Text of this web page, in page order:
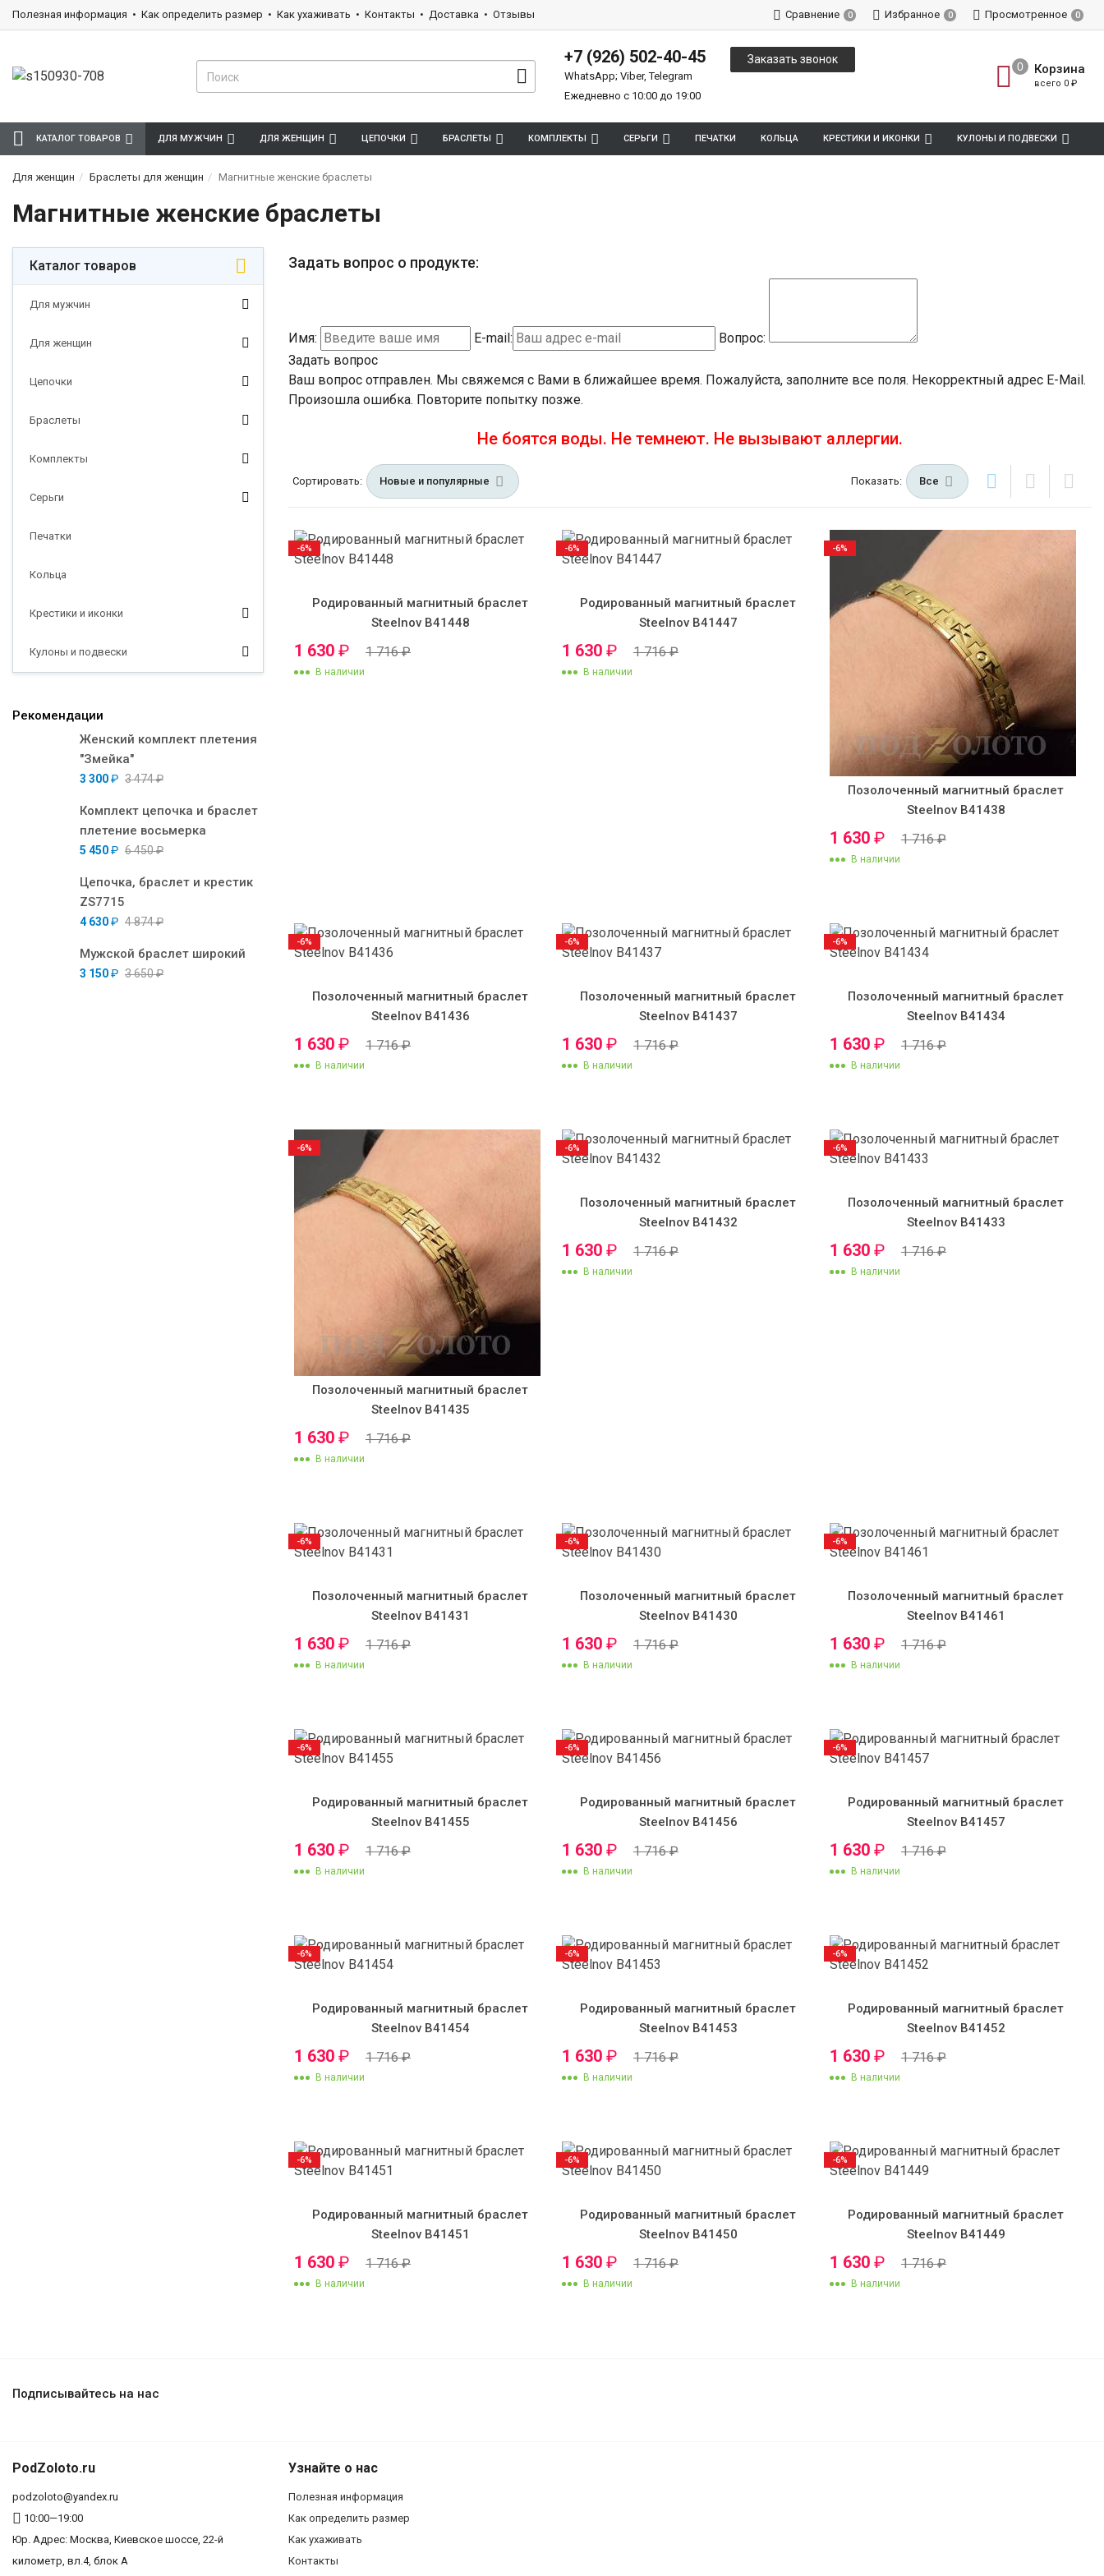
Полезная информация Как определить размер Как ухаживать Контакты Доставка Отзывы Сравнение 0 Избранное 0 Просмотренное 0
+7 (926) 502-40-45
WhatsApp; Viber, Telegram
Ежедневно с 10:00 до 19:00
Заказать звонок
Корзина
всего 0 ₽
КАТАЛОГ ТОВАРОВ ДЛЯ МУЖЧИН ДЛЯ ЖЕНЩИН ЦЕПОЧКИ БРАСЛЕТЫ КОМПЛЕКТЫ СЕРЬГИ ПЕЧАТКИ КОЛЬЦА КРЕСТИКИ И ИКОНКИ КУЛОНЫ И ПОДВЕСКИ
Для женщин Браслеты для женщин Магнитные женские браслеты
Магнитные женские браслеты
Каталог товаров
Для мужчин
Для женщин
Цепочки
Браслеты
Комплекты
Серьги
Печатки
Кольца
Крестики и иконки
Кулоны и подвески
Рекомендации
Женский комплект плетения
"Змейка"
3 300₽ 3 474₽
Комплект цепочка и браслет
плетение восьмерка
5 450₽ 6 450₽
Цепочка, браслет и крестик
ZS7715
4 630₽ 4 874₽
Мужской браслет широкий
3 150₽ 3 650₽
Задать вопрос о продукте:
Имя: E-mail:
Вопрос:
Задать вопрос
Ваш вопрос отправлен. Мы свяжемся с Вами в ближайшее время. Пожалуйста, заполните все поля. Некорректный адрес E-Mail.
Произошла ошибка. Повторите попытку позже.
Не боятся воды. Не темнеют. Не вызывают аллергии.
Сортировать: Новые и популярные Показать: Все
Родированный магнитный браслет
Steelnov B41448
1 630 ₽ 1 716₽
В наличии
-6%
Родированный магнитный браслет
Steelnov B41447
1 630 ₽ 1 716₽
В наличии
-6%
Позолоченный магнитный браслет
Steelnov B41438
1 630 ₽ 1 716₽
В наличии
-6%
Позолоченный магнитный браслет
Steelnov B41436
1 630 ₽ 1 716₽
В наличии
-6%
Позолоченный магнитный браслет
Steelnov B41437
1 630 ₽ 1 716₽
В наличии
-6%
Позолоченный магнитный браслет
Steelnov B41434
1 630 ₽ 1 716₽
В наличии
-6%
Позолоченный магнитный браслет
Steelnov B41435
1 630 ₽ 1 716₽
В наличии
-6%
Позолоченный магнитный браслет
Steelnov B41432
1 630 ₽ 1 716₽
В наличии
-6%
Позолоченный магнитный браслет
Steelnov B41433
1 630 ₽ 1 716₽
В наличии
-6%
Позолоченный магнитный браслет
Steelnov B41431
1 630 ₽ 1 716₽
В наличии
-6%
Позолоченный магнитный браслет
Steelnov B41430
1 630 ₽ 1 716₽
В наличии
-6%
Позолоченный магнитный браслет
Steelnov B41461
1 630 ₽ 1 716₽
В наличии
-6%
Родированный магнитный браслет
Steelnov B41455
1 630 ₽ 1 716₽
В наличии
-6%
Родированный магнитный браслет
Steelnov B41456
1 630 ₽ 1 716₽
В наличии
-6%
Родированный магнитный браслет
Steelnov B41457
1 630 ₽ 1 716₽
В наличии
-6%
Родированный магнитный браслет
Steelnov B41454
1 630 ₽ 1 716₽
В наличии
-6%
Родированный магнитный браслет
Steelnov B41453
1 630 ₽ 1 716₽
В наличии
-6%
Родированный магнитный браслет
Steelnov B41452
1 630 ₽ 1 716₽
В наличии
-6%
Родированный магнитный браслет
Steelnov B41451
1 630 ₽ 1 716₽
В наличии
-6%
Родированный магнитный браслет
Steelnov B41450
1 630 ₽ 1 716₽
В наличии
-6%
Родированный магнитный браслет
Steelnov B41449
1 630 ₽ 1 716₽
В наличии
-6%
Подписывайтесь на нас
PodZoloto.ru
podzoloto@yandex.ru
10:00—19:00
Юр. Адреc: Москва, Киевское шоссе, 22-й
километр, вл.4, блок А
Узнайте о нас
Полезная информация
Как определить размер
Как ухаживать
Контакты